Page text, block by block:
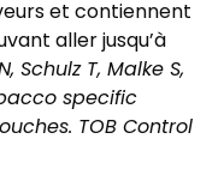
et contiennent
aller jusqu’à
Schulz T, Malke S,
specific
TOB Control